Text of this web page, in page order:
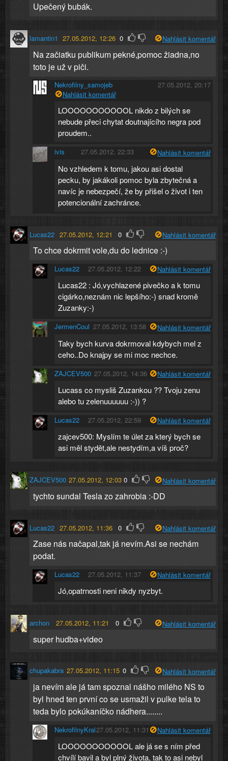
Upečený bubák.
lamantin1 27.05.2012, 12:26 0 Nahlásit komentář
Na začiatku publikum pekné,pomoc žiadna,no
toto je už v piči.
Nekrofilny_samojeb
27.05.2012, 20:17
Nahlásit komentář
LOOOOOOOOOOOL nikdo z bilých se
nebude přeci chytat doutnajícího negra pod
proudem..
ivis 27.05.2012, 22:33 Nahlásit komentář
No vzhledem k tomu, jakou asi dostal
pecku, by jakákoli pomoc byla zbytečná a
navíc je nebezpečí, že by přišel o život i ten
potencionální zachránce.
Lucas22 27.05.2012, 12:21 0 Nahlásit komentář
To chce dokrmit vole,du do lednice :-)
Lucas22 27.05.2012, 12:22 Nahlásit komentář
Lucas22 : Jó,vychlazené pivečko a k tomu
cigárko,neznám nic lepšího:-) snad kromě
Zuzanky:-)
JermenCoul 27.05.2012, 13:58 Nahlásit komentář
Taky bych kurva dokrmoval kdybych mel z
ceho..Do knajpy se mi moc nechce.
ZAJCEV500 27.05.2012, 14:36 Nahlásit komentář
Lucass co mysliš Zuzankou ?? Tvoju zenu
alebo tu zelenuuuuuu :-)) ?
Lucas22 27.05.2012, 22:59 Nahlásit komentář
zajcev500: Myslím te úlet za který bych se
asi měl stydět,ale nestydím,a víš proč?
ZAJCEV500 27.05.2012, 12:03 0 Nahlásit komentář
tychto sundal Tesla zo zahrobia :-DD
Lucas22 27.05.2012, 11:36 0 Nahlásit komentář
Zase nás načapal,tak já nevím.Asi se nechám
podat.
Lucas22 27.05.2012, 11:37 Nahlásit komentář
Jó,opatrnosti neni nikdy nyzbyt.
archon 27.05.2012, 11:21 0 Nahlásit komentář
super hudba+video
chupakabra 27.05.2012, 11:15 0 Nahlásit komentář
ja nevím ale já tam spoznal nášho milého NS to
byl hned ten první co se usmažil v pulke tela to
teda bylo pokúkaníčko nádhera........
NekrofilnyKral27.05.2012, 11:31 Nahlásit komentář
LOOOOOOOOOOOL ale já se s ním před
chvílí bavil a byl plný života, tak to asi nebyl